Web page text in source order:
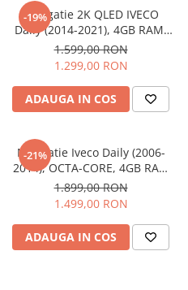
Navigatii Citroen
Navigatii Suzuki
Navigatii Mitsubishi
Navigatii Volvo
Navigatii KIA
Navigatii Mazda
Navigatii Smart
Navigatii Chevrolet
Navigatii Honda
-19%
Navigatie 2K QLED IVECO
Daily (2014-2021), 4GB RAM,
SLOT Cartela SIM 4G, DSP,
CarPlay si Android Auto, ecran
9.50 Inch
1.599,00 RON
1.299,00 RON
ADAUGA IN COS
-21%
Navigatie Iveco Daily (2006-
2014), OCTA-CORE, 4GB RAM
64 GB ROM, Android 14, ecran
2K QLED 2000 X 1200 PX, 9.5
inch - ECARTECH
1.899,00 RON
1.499,00 RON
ADAUGA IN COS